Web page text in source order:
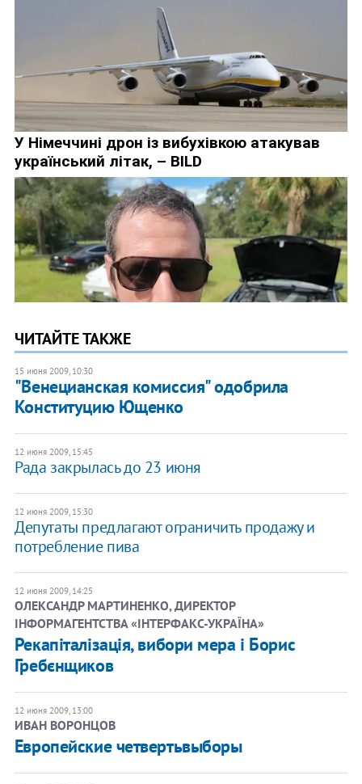
ЧИТАЙТЕ ТАКЖЕ
15 июня 2009, 10:30
"Венецианская комиссия" одобрила
Конституцию Ющенко
12 июня 2009, 15:45
Рада закрылась до 23 июня
12 июня 2009, 15:30
Депутаты предлагают ограничить продажу и
потребление пива
12 июня 2009, 14:25
ОЛЕКСАНДР МАРТИНЕНКО, ДИРЕКТОР
ІНФОРМАГЕНТСТВА «ІНТЕРФАКС-УКРАЇНА»
Рекапіталізація, вибори мера і Борис
Гребєнщиков
12 июня 2009, 13:00
ИВАН ВОРОНЦОВ
Европейские четвертьвыборы